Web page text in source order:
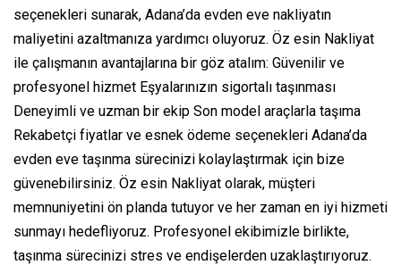
seçenekleri sunarak, Adana’da evden eve nakliyatın
maliyetini azaltmanıza yardımcı oluyoruz. Öz esin Nakliyat
ile çalışmanın avantajlarına bir göz atalım: Güvenilir ve
profesyonel hizmet Eşyalarınızın sigortalı taşınması
Deneyimli ve uzman bir ekip Son model araçlarla taşıma
Rekabetçi fiyatlar ve esnek ödeme seçenekleri Adana’da
evden eve taşınma sürecinizi kolaylaştırmak için bize
güvenebilirsiniz. Öz esin Nakliyat olarak, müşteri
memnuniyetini ön planda tutuyor ve her zaman en iyi hizmeti
sunmayı hedefliyoruz. Profesyonel ekibimizle birlikte,
taşınma sürecinizi stres ve endişelerden uzaklaştırıyoruz.